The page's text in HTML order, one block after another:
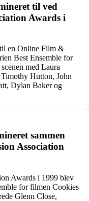
til ved
Awards i
en Online Film &
Best Ensemble for
med Laura
Hutton, John
Dylan Baker og
sammen
Association
Awards i 1999 blev
for filmen Cookies
Glenn Close,